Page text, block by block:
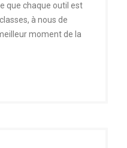
que chaque outil est
à nous de
moment de la